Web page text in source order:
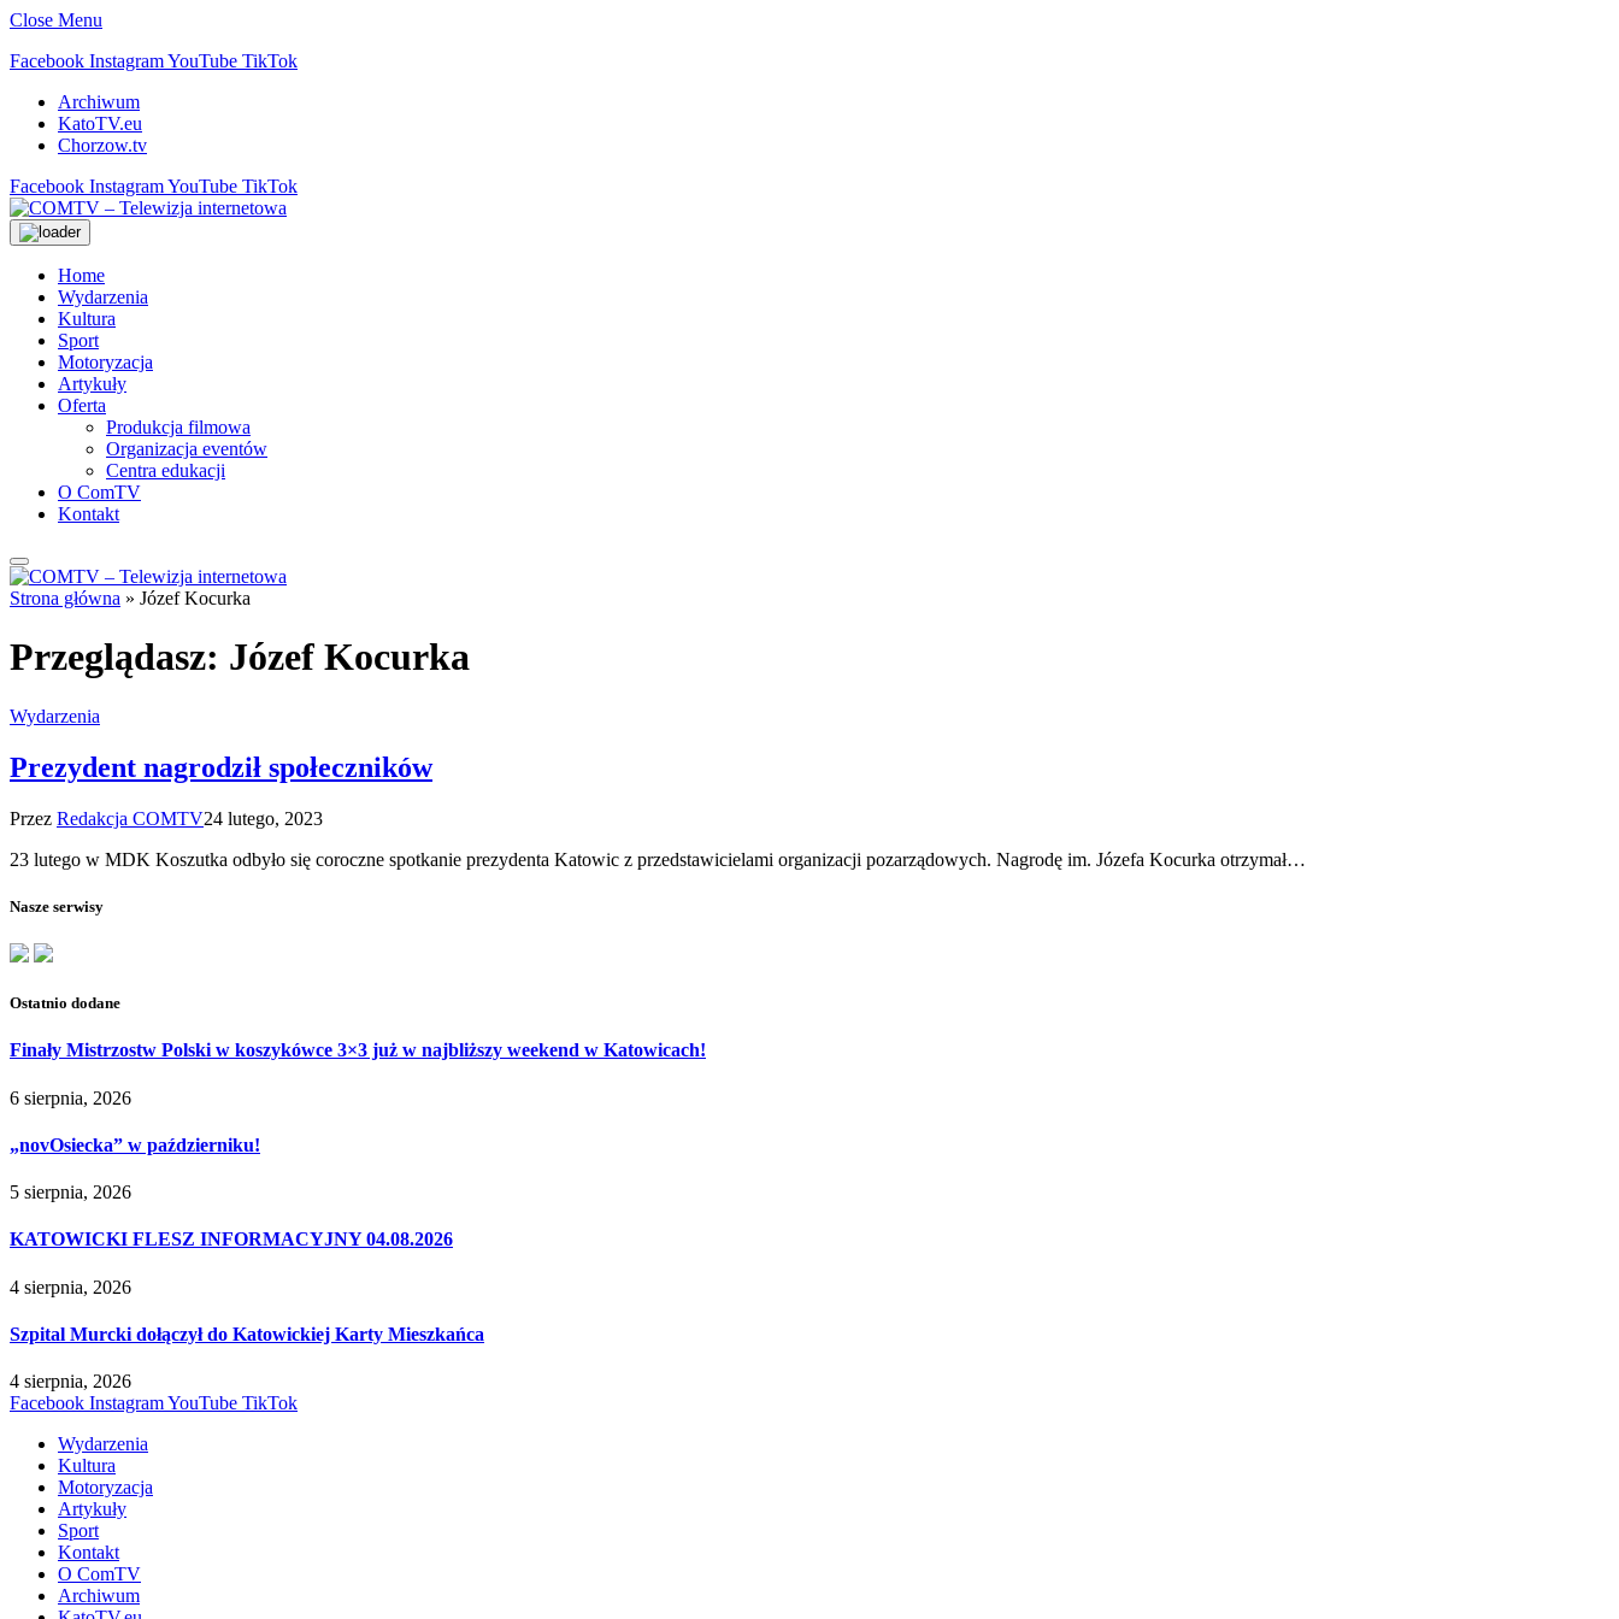
Close Menu
Facebook InstagramYouTube TikTok
Archiwum
KatoTV.eu
Chorzow.tv
Facebook InstagramYouTube TikTok
Home
Wydarzenia
Kultura
Sport
Motoryzacja
Artykuły
Oferta
Produkcja filmowa
Organizacja eventów
Centra edukacji
O ComTV
Kontakt
Strona główna » Józef Kocurka
Przeglądasz: Józef Kocurka
Wydarzenia
Prezydent nagrodził społeczników
Przez Redakcja COMTV24 lutego, 2023
23 lutego w MDK Koszutka odbyło się coroczne spotkanie prezydenta Katowic z przedstawicielami organizacji pozarządowych. Nagrodę im. Józefa Kocurka otrzymał…
Nasze serwisy
Ostatnio dodane
Finały Mistrzostw Polski w koszykówce 3×3 już w najbliższy weekend w Katowicach!
6 sierpnia, 2026
„novOsiecka” w październiku!
5 sierpnia, 2026
KATOWICKI FLESZ INFORMACYJNY 04.08.2026
4 sierpnia, 2026
Szpital Murcki dołączył do Katowickiej Karty Mieszkańca
4 sierpnia, 2026
Facebook InstagramYouTube TikTok
Wydarzenia
Kultura
Motoryzacja
Artykuły
Sport
Kontakt
O ComTV
Archiwum